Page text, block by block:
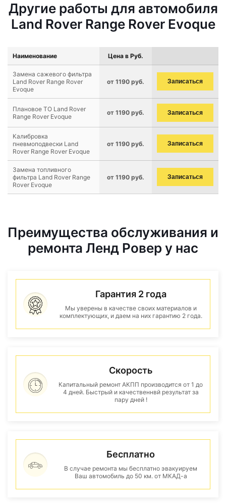
Другие работы для автомобиля
Land Rover Range Rover Evoque
Наименование Цена в Руб.
Замена сажевого фильтра
Land Rover Range Rover
Evoque
от 1190 руб. Записаться
Плановое ТО Land Rover
Range Rover Evoque
от 1190 руб. Записаться
Калибровка
пневмоподвески Land
Rover Range Rover Evoque
от 1190 руб. Записаться
Замена топливного
фильтра Land Rover Range
Rover Evoque
от 1190 руб. Записаться
Преимущества обслуживания и
ремонта Ленд Ровер у нас
Гарантия 2 года
Мы уверены в качестве своих материалов и
комплектующих, и даем на них гарантию 2 года.
Скорость
Капитальный ремонт АКПП производится от 1 до
4 дней. Быстрый и качественнвй результат за
пару дней !
Бесплатно
В случае ремонта мы бесплатно эвакуируем
Ваш автомобиль до 50 км. от МКАД-а